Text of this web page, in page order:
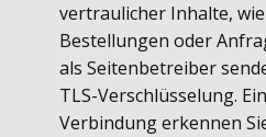
vertraulicher Inhalte,
Bestellungen oder
als Seitenbetreiber
TLS-Verschlüsselung.
Verbindung erkennen